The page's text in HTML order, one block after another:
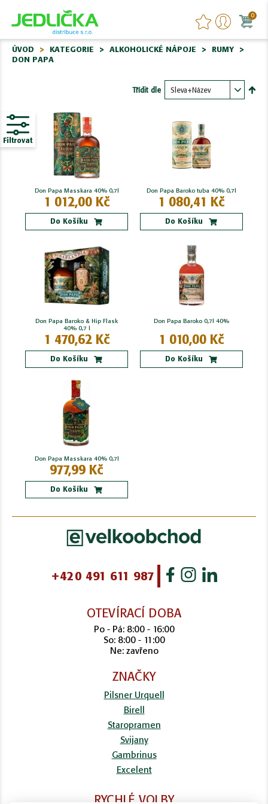
0
ÚVOD KATEGORIE ALKOHOLICKÉ NÁPOJE
RUMY
DON PAPA
Třídit dle
Don Papa Masskara 40% 0,7l
1 012,00 Kč
Do Košíku
Don Papa Baroko tuba 40% 0,7l
1 080,41 Kč
Do Košíku
Don Papa Baroko & Hip Flask
40% 0,7 l
1 470,62 Kč
Do Košíku
Don Papa Baroko 0,7l 40%
1 010,00 Kč
Do Košíku
Don Papa Masskara 40% 0,7l
977,99 Kč
Do Košíku
Filtrovat
+420 491 611 987
OTEVÍRACÍ DOBA
Po - Pá: 8:00 - 16:00
So: 8:00 - 11:00
Ne: zavřeno
ZNAČKY
Pilsner Urquell
Birell
Staropramen
Svijany
Gambrinus
Excelent
RYCHLÉ VOLBY